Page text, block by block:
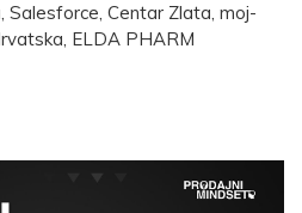
Salesforce, Centar Zlata, moj-
ELDA PHARM